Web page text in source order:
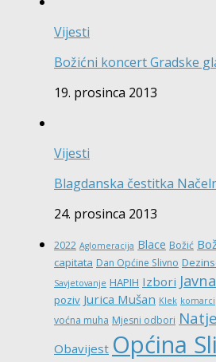
Vijesti
Božićni koncert Gradske
19. prosinca 2013
Vijesti
Blagdanska čestitka
24. prosinca 2013
2022 Aglomeracija Blace Božić
capitata Dan Općine Slivno
Savjetovanje HAPIH Izbori
poziv Jurica Mušan Klek komarci
voćna muha Mjesni odbori
Obavijest Općina